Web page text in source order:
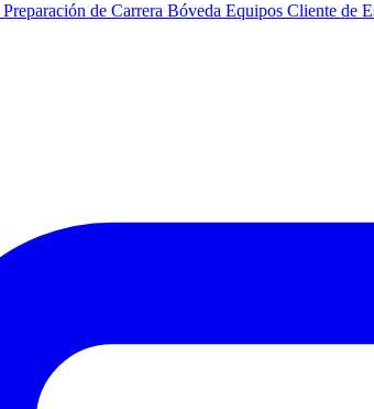
Preparación de Carrera Bóveda Equipos Cliente de